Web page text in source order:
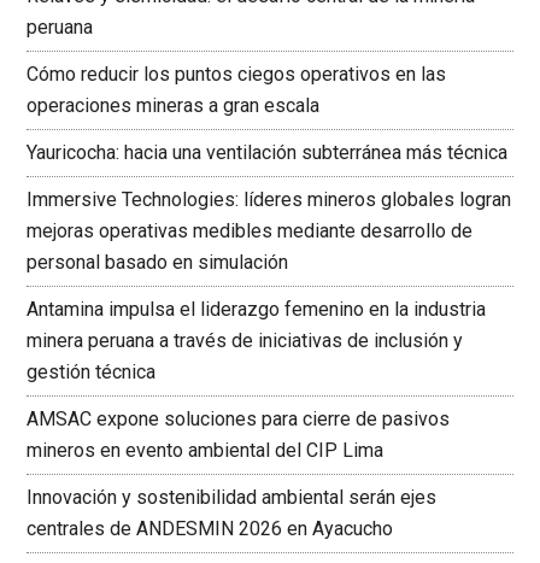
peruana
Cómo reducir los puntos ciegos operativos en las
operaciones mineras a gran escala
Yauricocha: hacia una ventilación subterránea más técnica
Immersive Technologies: líderes mineros globales logran
mejoras operativas medibles mediante desarrollo de
personal basado en simulación
Antamina impulsa el liderazgo femenino en la industria
minera peruana a través de iniciativas de inclusión y
gestión técnica
AMSAC expone soluciones para cierre de pasivos
mineros en evento ambiental del CIP Lima
Innovación y sostenibilidad ambiental serán ejes
centrales de ANDESMIN 2026 en Ayacucho